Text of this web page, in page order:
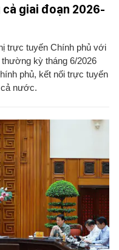
giai đoạn 2026-
trực tuyến Chính phủ với
kỳ tháng 6/2026
phủ, kết nối trực tuyến
cả nước.